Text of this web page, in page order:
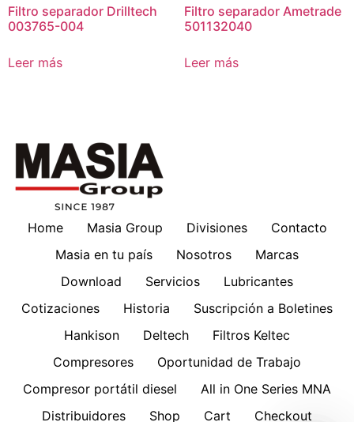
Filtro separador Drilltech
003765-004
Leer más
Filtro separador Ametrade
501132040
Leer más
Home Masia Group Divisiones
Contacto
Masia en tu país
Nosotros
Marcas
Download
Servicios
Lubricantes
Cotizaciones
Historia
Suscripción a Boletines
Hankison
Deltech
Filtros Keltec
Compresores
Oportunidad de Trabajo
Compresor portátil diesel
All in One Series MNA
Distribuidores
Shop Cart Checkout